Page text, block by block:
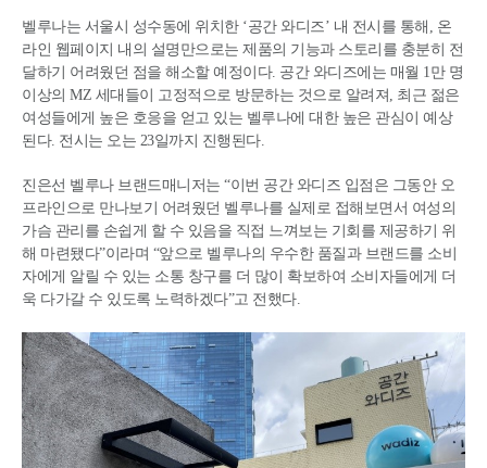
벨루나는 서울시 성수동에 위치한 ‘공간 와디즈’ 내 전시를 통해, 온
라인 웹페이지 내의 설명만으로는 제품의 기능과 스토리를 충분히 전
달하기 어려웠던 점을 해소할 예정이다. 공간 와디즈에는 매월 1만 명
이상의 MZ 세대들이 고정적으로 방문하는 것으로 알려져, 최근 젊은
여성들에게 높은 호응을 얻고 있는 벨루나에 대한 높은 관심이 예상
된다. 전시는 오는 23일까지 진행된다.
진은선 벨루나 브랜드매니저는 “이번 공간 와디즈 입점은 그동안 오
프라인으로 만나보기 어려웠던 벨루나를 실제로 접해보면서 여성의
가슴 관리를 손쉽게 할 수 있음을 직접 느껴보는 기회를 제공하기 위
해 마련됐다”이라며 “앞으로 벨루나의 우수한 품질과 브랜드를 소비
자에게 알릴 수 있는 소통 창구를 더 많이 확보하여 소비자들에게 더
욱 다가갈 수 있도록 노력하겠다”고 전했다.